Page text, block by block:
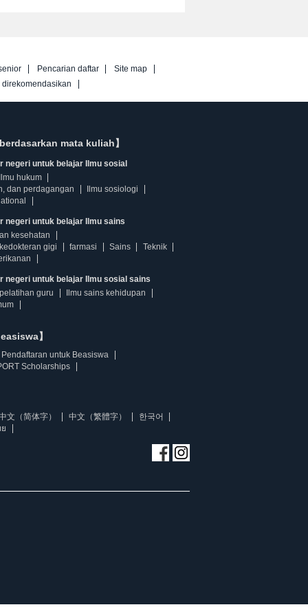
Pencarian daftar
Site map
mata kuliah】
negeri untuk belajar Ilmu sosial
hukum
dan perdagangan
Ilmu sosiologi
negeri untuk belajar Ilmu sains
kesehatan
gigi
farmasi Sains
Teknik
negeri untuk belajar Ilmu sosial sains
guru
Ilmu sains kehidupan
】
Pendaftaran untuk Beasiswa
Scholarships
文（简体字） 中文（繁體字）
한국어